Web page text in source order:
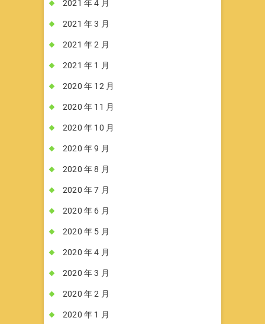
2021 年 4 月
2021 年 3 月
2021 年 2 月
2021 年 1 月
2020 年 12 月
2020 年 11 月
2020 年 10 月
2020 年 9 月
2020 年 8 月
2020 年 7 月
2020 年 6 月
2020 年 5 月
2020 年 4 月
2020 年 3 月
2020 年 2 月
2020 年 1 月